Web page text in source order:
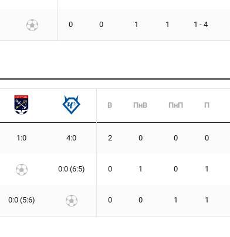
0 0 1 1 1 - 4
В ПнВ ПнП П
1:0 4:0 2 0 0 0
0:0 (6:5) 0 1 0 1
0:0 (5:6) 0 0 1 1